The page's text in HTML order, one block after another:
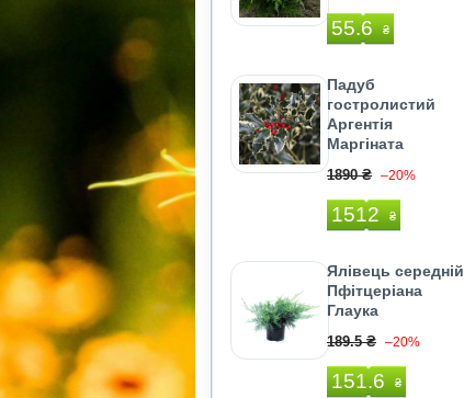
55.6 ₴
Падуб
гостролистий
Аргентія
Маргіната
1890 ₴ –20%
1512 ₴
Ялівець середній
Пфітцеріана
Глаука
189.5 ₴ –20%
151.6 ₴